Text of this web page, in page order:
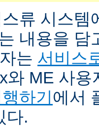
류 시스템
내용을 담
는 서비스
와 ME 사
하기에서
다.